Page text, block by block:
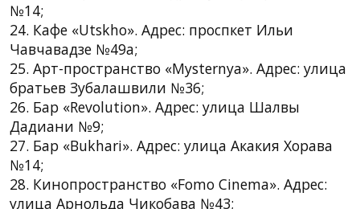
№14;
24. Кафе «Utskho». Адрес: проспкет Ильи
Чавчавадзе №49a;
25. Арт-пространство «Mysternya». Адрес: улица
братьев Зубалашвили №36;
26. Бар «Revolution». Адрес: улица Шалвы
Дадиани №9;
27. Бар «Bukhari». Адрес: улица Акакия Хорава
№14;
28. Кинопространство «Fomo Cinema». Адрес:
улица Арнольда Чикобава №43;